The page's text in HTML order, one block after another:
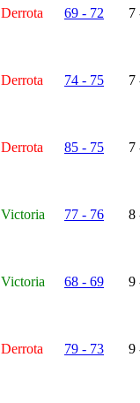
Derrota 69 - 72 7
Derrota 74 - 75 7
Derrota 85 - 75 7
Victoria 77 - 76 8
Victoria 68 - 69 9
Derrota 79 - 73 9